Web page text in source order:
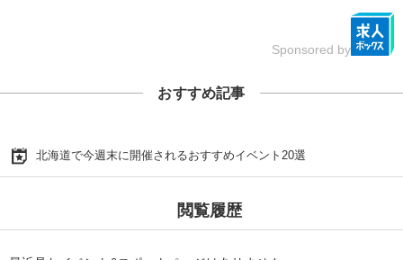
Sponsored by
おすすめ記事
北海道で今週末に開催されるおすすめイベント20選
閲覧履歴